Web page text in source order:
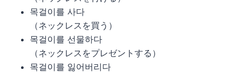
목걸이를 사다
（ネックレスを買う）
목걸이를 선물하다
（ネックレスをプレゼントする）
목걸이를 잃어버리다